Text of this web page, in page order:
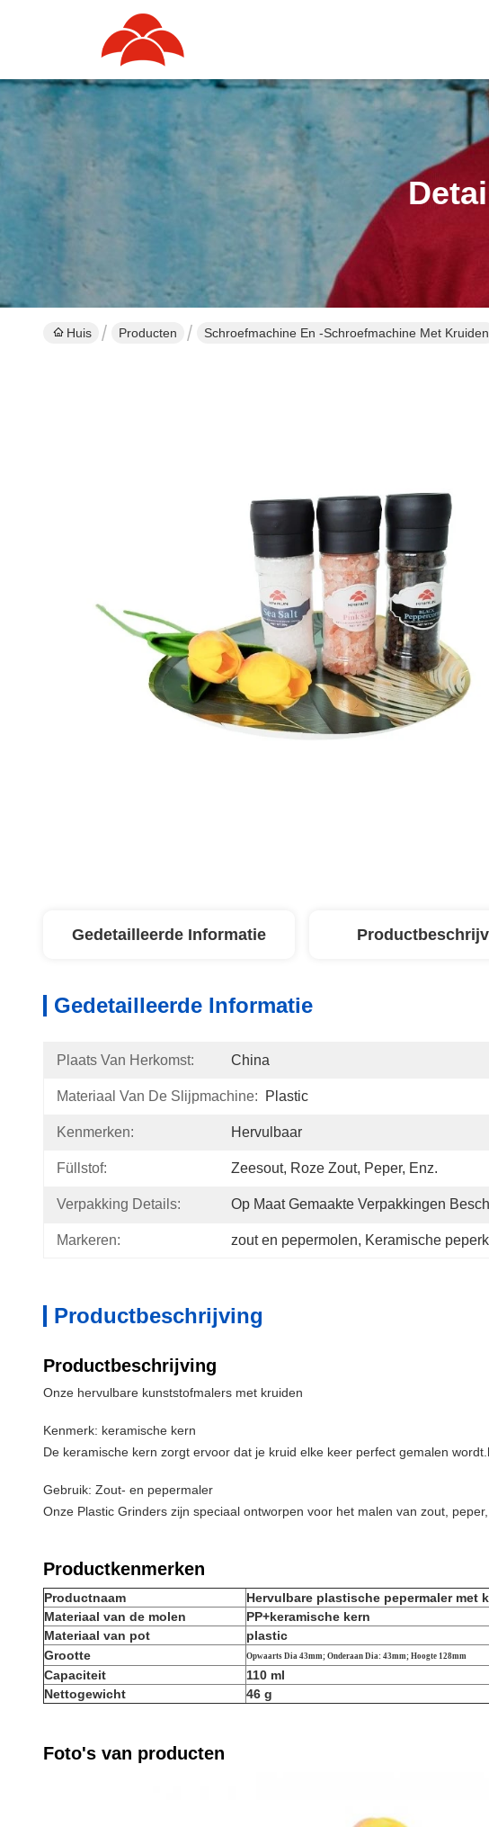
Huis Producten Schroefmachine En -schroefmachine Met Kruiden
Gedetailleerde Informatie
Gedetailleerde Informatie
Plaats Van Herkomst: China
Materiaal Van De Slijpmachine: Plastic
Kenmerken: Hervulbaar
Füllstof: Zeesout, Roze Zout, Peper, Enz.
Verpakking Details: Op Maat Gemaakte Verpakkingen
Markeren: zout en pepermolen, Keramische
Productbeschrijving
Productbeschrijving
Onze hervulbare kunststofmalers met kruiden
Kenmerk: keramische kern
De keramische kern zorgt ervoor dat je kruid elke keer perfect gemalen
Gebruik: Zout- en pepermaler
Onze Plastic Grinders zijn speciaal ontworpen voor het malen van zout,
Productkenmerken
Productnaam
Hervulbare plastische pepermaler met
Materiaal van de molen
PP+keramische kern
Materiaal van pot
plastic
Grootte
Opwaarts Dia 43mm; Onderaan Dia: 43mm; Hoogte 128mm
Capaciteit
110 ml
Nettogewicht
46 g
Foto's van producten